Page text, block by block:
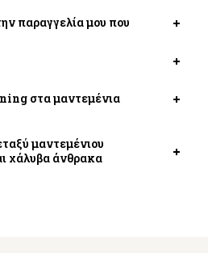
παραγγελία μου που
tab
tab
στα μαντεμένια
μαντεμένιου
χάλυβα άνθρακα